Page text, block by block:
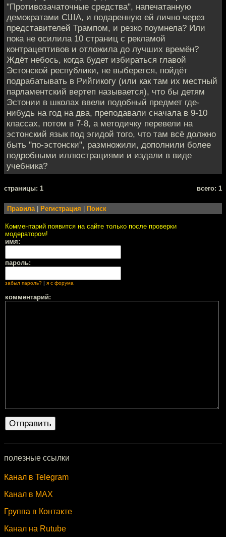
"Противозачаточные средства", напечатанную
демократами США, и подаренную ей лично через
представителей Трампом, и резко поумнела? Или
пока не осилила 10 страниц с рекламой
контрацептивов и отложила до лучших времён?
Ждёт небось, когда будет избираться главой
Эстонской республики, не выберется, пойдёт
подрабатывать в Рийгикогу (или как там их местный
парламентский вертеп называется), что бы детям
Эстонии в школах ввели подобный предмет где-
нибудь на год на два, преподавали сначала в 9-10
классах, потом в 7-8, а методичку перевели на
эстонский язык под эгидой того, что там всё должно
быть "по-эстонски", размножили, дополнили более
подробными иллюстрациями и издали в виде
учебника?
cтраницы: 1 всего: 1
Правила| Регистрация Поиск
Комментарий появится на сайте только после проверки
модератором!
имя:
пароль:
забыл пароль? я с форума
комментарий:
полезные ссылки
Канал в Telegram
Канал в MAX
Группа в Контакте
Канал на Rutube